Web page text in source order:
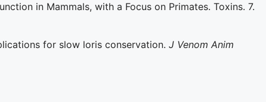
in Mammals, with a Focus on Primates. Toxins. 7.
for slow loris conservation. J Venom Anim